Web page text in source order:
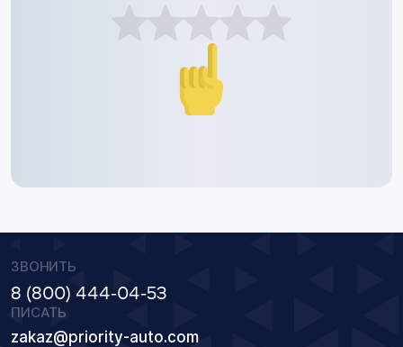
ЗВОНИТЬ
8 (800) 444-04-53
ПИСАТЬ
zakaz@priority-auto.com